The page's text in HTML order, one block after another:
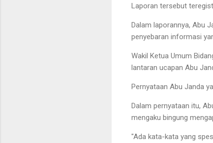
Laporan tersebut
Dalam laporannya, Abu
penyebaran informasi
Wakil Ketua Umum
lantaran ucapan Abu
Pernyataan Abu Janda
Dalam pernyataan itu,
mengaku bingung
"Ada kata-kata yang